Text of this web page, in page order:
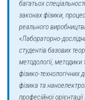
багатьох
законах фізики,
реального
«Лабораторно-
студентів базових
методології, методики
фізико-технологічних
фізика та
професійної